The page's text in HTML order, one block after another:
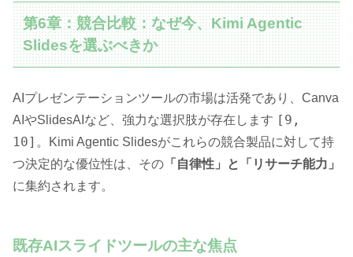
第6章：競合比較：なぜ今、Kimi Agentic
Slidesを選ぶべきか
AIプレゼンテーションツールの市場は活発であり、Canva
AIやSlidesAIなど、強力な選択肢が存在します [9,
10] 。Kimi Agentic Slidesがこれらの競合製品に対して持
つ決定的な優位性は、その 「自律性」と「リサーチ能力」
に集約されます。
既存AIスライドツールの主な焦点